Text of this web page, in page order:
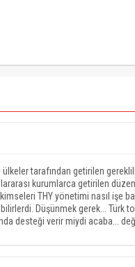
ülkeler tarafından getirilen
kurumlarca getirilen
THY yönetimi nasıl işe
Düşünmek gerek... Türk
desteği verir miydi acaba...